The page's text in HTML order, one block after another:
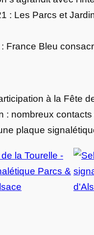
: Les Parcs et
France Bleu
à la Fête
: nombreux
plaque